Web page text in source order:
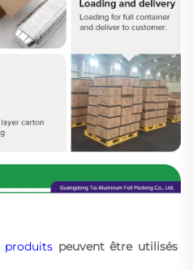
produits peuvent être utilisés